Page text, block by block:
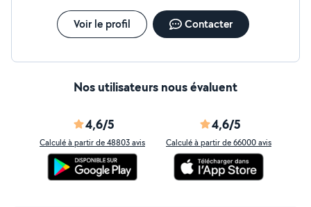
Voir le profil Contacter
Nos utilisateurs nous évaluent
4,6/5
Calculé à partir de 48803 avis
4,6/5
Calculé à partir de 66000 avis